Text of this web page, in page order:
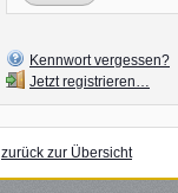
Kennwort vergessen?
Jetzt registrieren…
zurück zur Übersicht